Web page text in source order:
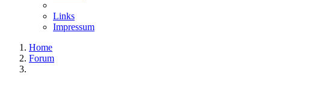
Links
Impressum
Home
Forum